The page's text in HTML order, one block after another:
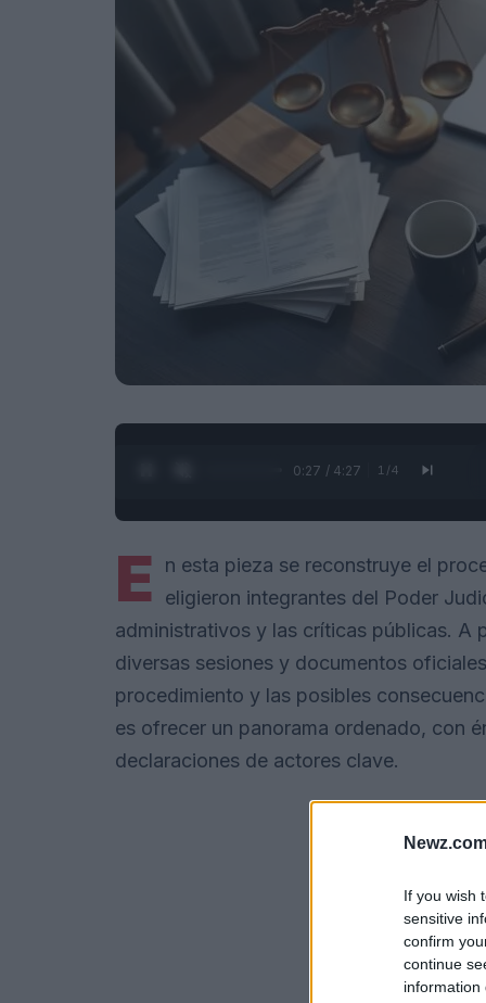
If you wish
sensitive
confirm
continue
information
0:28 / 4:27 1 /4
E
n esta pieza se reconstruye el
eligieron integrantes del Poder
administrativos y las críticas públicas. A
diversas sesiones y documentos
procedimiento y las posibles
es ofrecer un panorama ordenado, con
declaraciones de actores clave.